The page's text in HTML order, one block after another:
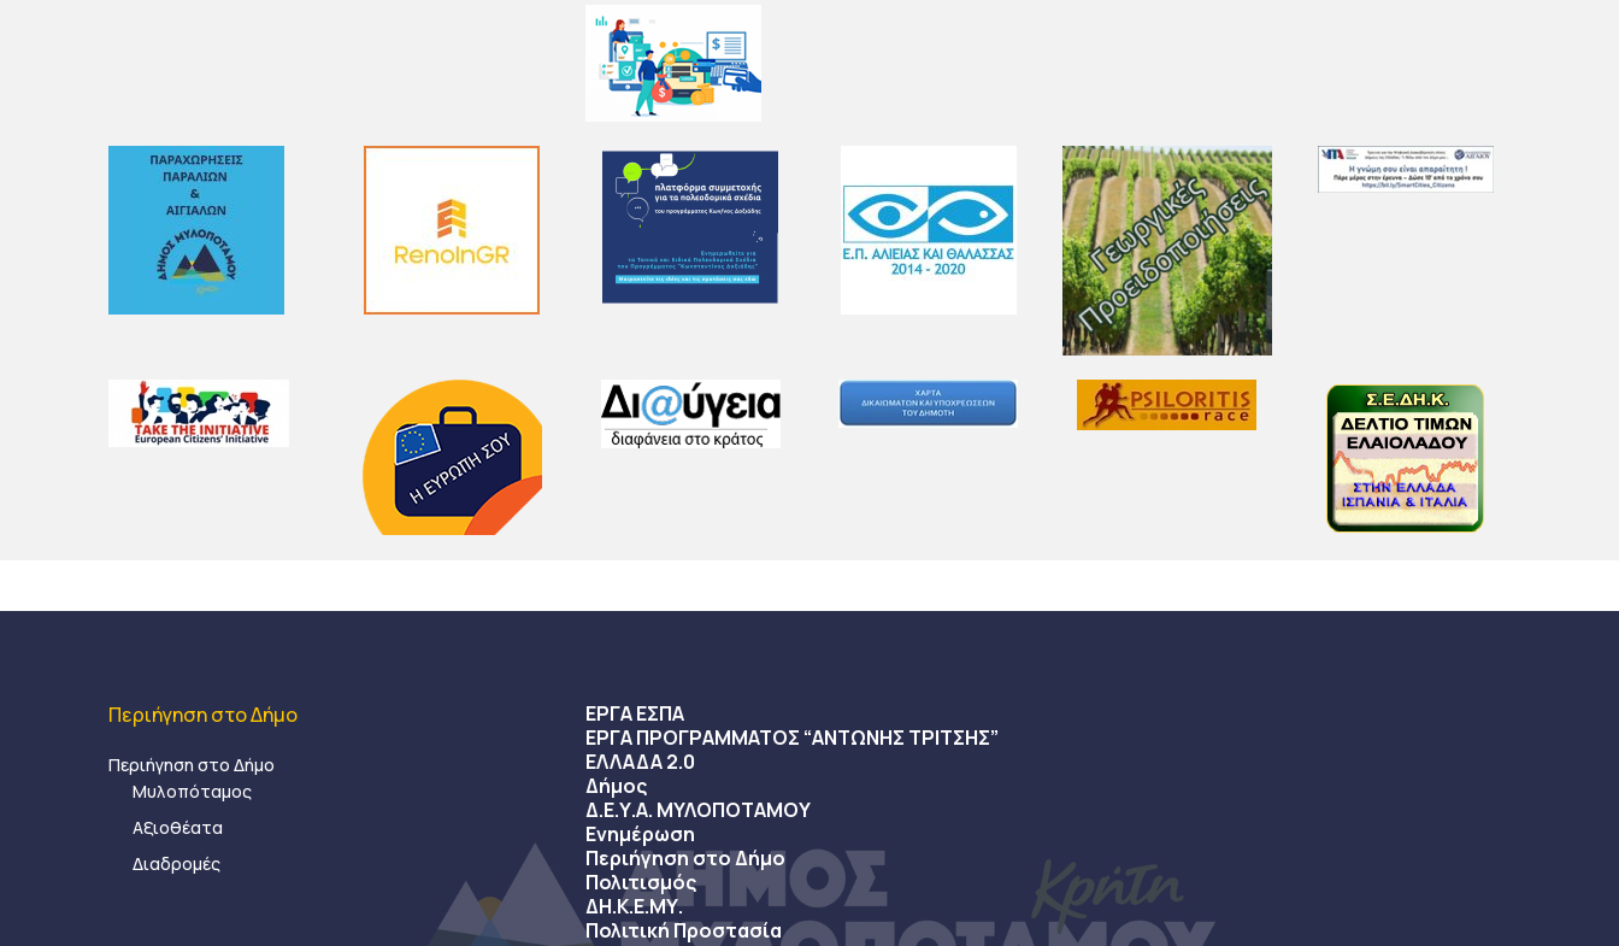
Περιήγηση στο Δήμο
Περιήγηση στο Δήμο
Μυλοπόταμος
Αξιοθέατα
Διαδρομές
ΕΡΓΑ ΕΣΠΑ
ΕΡΓΑ ΠΡΟΓΡΑΜΜΑΤΟΣ “ΑΝΤΩΝΗΣ ΤΡΙΤΣΗΣ”
ΕΛΛΑΔΑ 2.0
Δήμος
Δ.Ε.Υ.Α. ΜΥΛΟΠΟΤΑΜΟΥ
Ενημέρωση
Περιήγηση στο Δήμο
Πολιτισμός
ΔΗ.Κ.Ε.ΜΥ.
Πολιτική Προστασία